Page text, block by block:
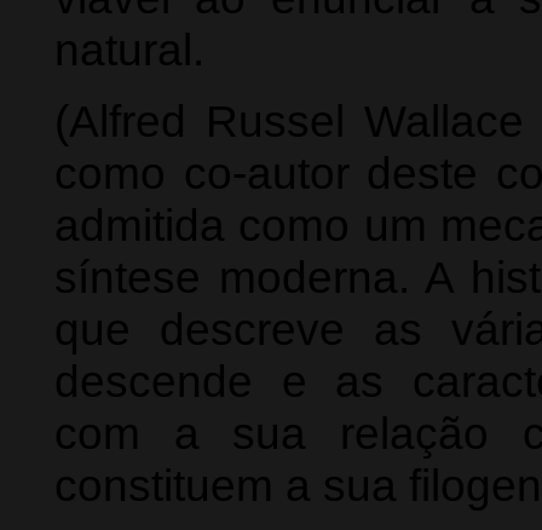
natural.
(Alfred Russel
como co-autor deste
admitida como um
síntese moderna. A
que descreve as
descende e as
com a sua relação
constituem a sua